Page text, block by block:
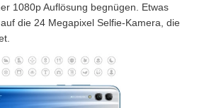
1080p Auflösung begnügen. Etwas
die 24 Megapixel Selfie-Kamera, die